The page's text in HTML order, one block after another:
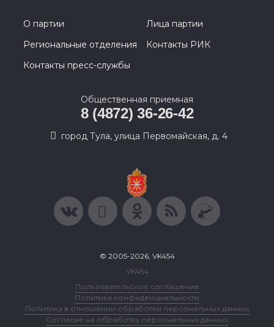
О партии
Лица партии
Региональные отделения
Контакты РИК
Контакты пресс-службы
Общественная приемная
8 (4872) 36-26-42
город Тула, улица Первомайская, д. 4
© 2005-2026, VK454
VK454
Пользовательское соглашение
Политика конфиденциальности
Политика в отношении обработки персональных данных
Согласие на обработку персональных данных